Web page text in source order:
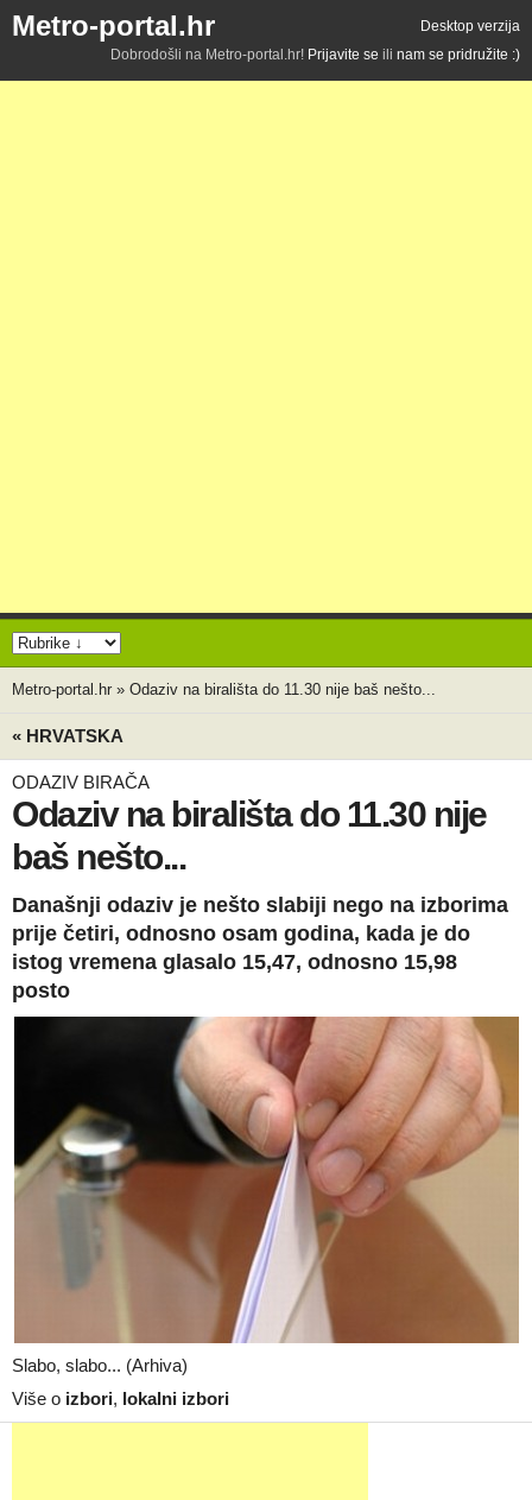
Metro-portal.hr
Desktop verzija
Dobrodošli na Metro-portal.hr! Prijavite se ili nam se pridružite :)
Metro-portal.hr » Odaziv na birališta do 11.30 nije baš nešto...
« HRVATSKA
ODAZIV BIRAČA
Odaziv na birališta do 11.30 nije
baš nešto...
Današnji odaziv je nešto slabiji nego na izborima
prije četiri, odnosno osam godina, kada je do
istog vremena glasalo 15,47, odnosno 15,98
posto
Slabo, slabo... (Arhiva)
Više o izbori, lokalni izbori